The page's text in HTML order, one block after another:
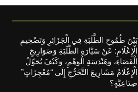
بَيْنَ طُمُوحِ الطَّلَبَةِ فِي الْجَزَائِرِ وَتَضْخِيمِ
الْإِعْلَامِ: عَنْ سَيَّارَةِ الطَّلَبَةِ وَصَوَارِيخِ
الْفَضَاءِ، وَهَنْدَسَةِ الْوَهْمِ، وَكَيْفَ يُحَوِّلُ
الْإِعْلَامُ مَشَارِيعَ التَّخَرُّجِ إِلَى “مُعْجِزَاتٍ”
صِنَاعِيَّةٍ؟